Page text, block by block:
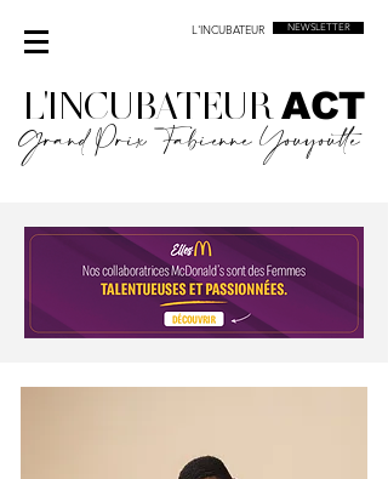
L'INCUBATEUR NEWSLETTER
L'INCUBATEURACT
Grand Prix Fabienne Youyoutte